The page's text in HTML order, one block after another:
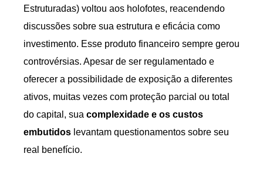
Estruturadas) voltou aos holofotes, reacendendo
discussões sobre sua estrutura e eficácia como
investimento. Esse produto financeiro sempre gerou
controvérsias. Apesar de ser regulamentado e
oferecer a possibilidade de exposição a diferentes
ativos, muitas vezes com proteção parcial ou total
do capital, sua complexidade e os custos
embutidos levantam questionamentos sobre seu
real benefício.